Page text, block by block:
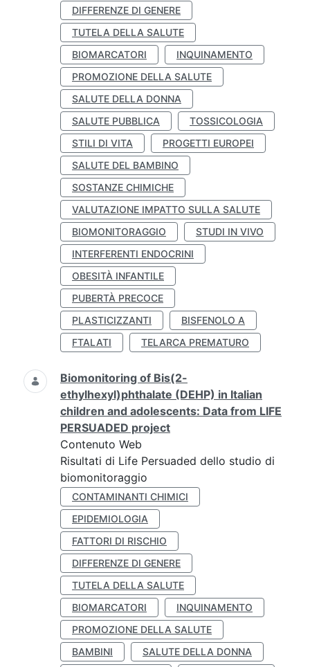
DIFFERENZE DI GENERE
TUTELA DELLA SALUTE
BIOMARCATORI
INQUINAMENTO
PROMOZIONE DELLA SALUTE
SALUTE DELLA DONNA
SALUTE PUBBLICA
TOSSICOLOGIA
STILI DI VITA
PROGETTI EUROPEI
SALUTE DEL BAMBINO
SOSTANZE CHIMICHE
VALUTAZIONE IMPATTO SULLA SALUTE
BIOMONITORAGGIO
STUDI IN VIVO
INTERFERENTI ENDOCRINI
OBESITÀ INFANTILE
PUBERTÀ PRECOCE
PLASTICIZZANTI
BISFENOLO A
FTALATI
TELARCA PREMATURO
Biomonitoring of Bis(2-
ethylhexyl)phthalate (DEHP) in Italian
children and adolescents: Data from LIFE
PERSUADED project
Contenuto Web
Risultati di Life Persuaded dello studio di
biomonitoraggio
CONTAMINANTI CHIMICI
EPIDEMIOLOGIA
FATTORI DI RISCHIO
DIFFERENZE DI GENERE
TUTELA DELLA SALUTE
BIOMARCATORI
INQUINAMENTO
PROMOZIONE DELLA SALUTE
BAMBINI
SALUTE DELLA DONNA